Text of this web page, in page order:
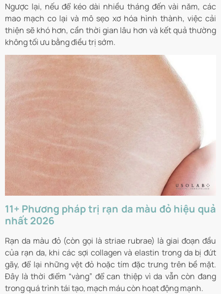
Ngược lại, nếu để kéo dài nhiều tháng đến vài năm, các
mao mạch co lại và mô sẹo xơ hóa hình thành, việc cải
thiện sẽ khó hơn, cần thời gian lâu hơn và kết quả thường
không tối ưu bằng điều trị sớm.
11+ Phương pháp trị rạn da màu đỏ hiệu quả
nhất 2026
Rạn da màu đỏ (còn gọi là striae rubrae) là giai đoạn đầu
của rạn da, khi các sợi collagen và elastin trong da bị đứt
gãy, để lại những vệt đỏ hoặc tím đặc trưng trên bề mặt.
Đây là thời điểm “vàng” để can thiệp vì da vẫn còn đang
trong quá trình tái tạo, mạch máu còn hoạt động mạnh.